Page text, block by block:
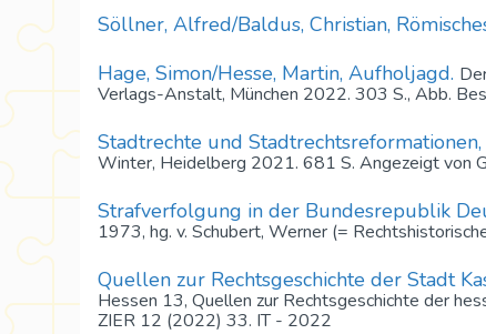
Söllner, Alfred/Baldus, Christian,
Hage, Simon/Hesse, Martin, Aufholjagd.
Verlags-Anstalt, München 2022. 303 S., Abb.
Stadtrechte und Stadtrechtsreformationen,
Winter, Heidelberg 2021. 681 S. Angezeigt von
Strafverfolgung in der Bundesrepublik
1973, hg. v. Schubert, Werner (=
Quellen zur Rechtsgeschichte der Stadt
Hessen 13, Quellen zur Rechtsgeschichte der
ZIER 12 (2022) 33. IT - 2022